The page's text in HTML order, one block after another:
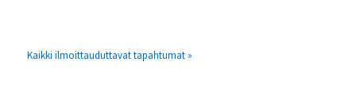
Kaikki ilmoittauduttavat tapahtumat »